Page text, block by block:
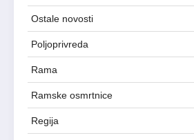
Ostale novosti
Poljoprivreda
Rama
Ramske osmrtnice
Regija